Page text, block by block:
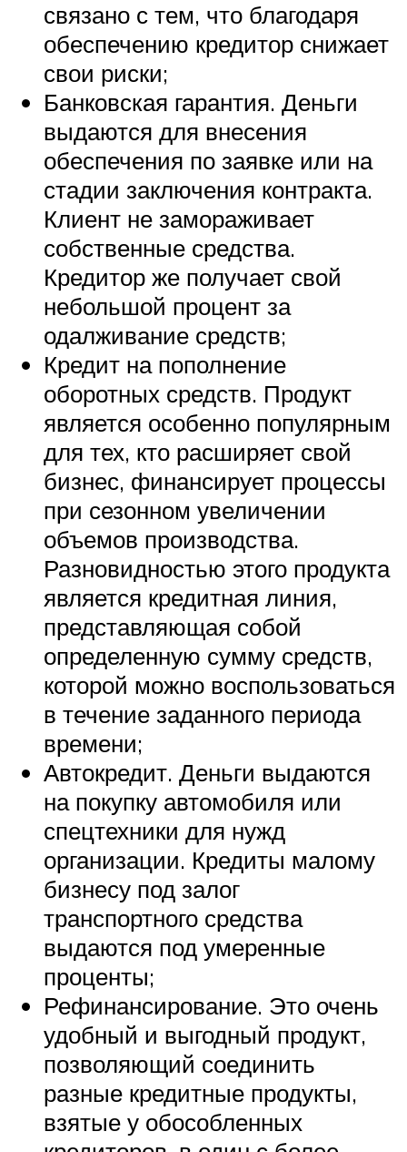
связано с тем, что благодаря
обеспечению кредитор снижает
свои риски;
Банковская гарантия. Деньги
выдаются для внесения
обеспечения по заявке или на
стадии заключения контракта.
Клиент не замораживает
собственные средства.
Кредитор же получает свой
небольшой процент за
одалживание средств;
Кредит на пополнение
оборотных средств. Продукт
является особенно популярным
для тех, кто расширяет свой
бизнес, финансирует процессы
при сезонном увеличении
объемов производства.
Разновидностью этого продукта
является кредитная линия,
представляющая собой
определенную сумму средств,
которой можно воспользоваться
в течение заданного периода
времени;
Автокредит. Деньги выдаются
на покупку автомобиля или
спецтехники для нужд
организации. Кредиты малому
бизнесу под залог
транспортного средства
выдаются под умеренные
проценты;
Рефинансирование. Это очень
удобный и выгодный продукт,
позволяющий соединить
разные кредитные продукты,
взятые у обособленных